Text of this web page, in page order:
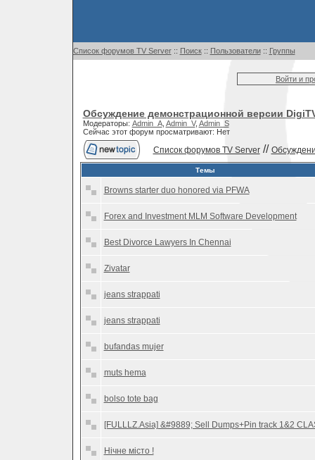
Список форумов TV Server:: Поиск:: Пользователи:: Группы
Войти и
Обсуждение демонстрационной версии
Модераторы: Admin_A, Admin_V, Admin_S
Сейчас этот форум просматривают: Нет
Список форумов TV Server//
Темы
Browns starter duo honored via PFWA
Forex and Investment MLM Software Development
Best Divorce Lawyers In Chennai
Zivatar
jeans strappati
jeans strappati
bufandas mujer
muts hema
bolso tote bag
[FULLLZ.Asia] &#9889; Sell Dumps+Pin track 1&2
Нічне місто !